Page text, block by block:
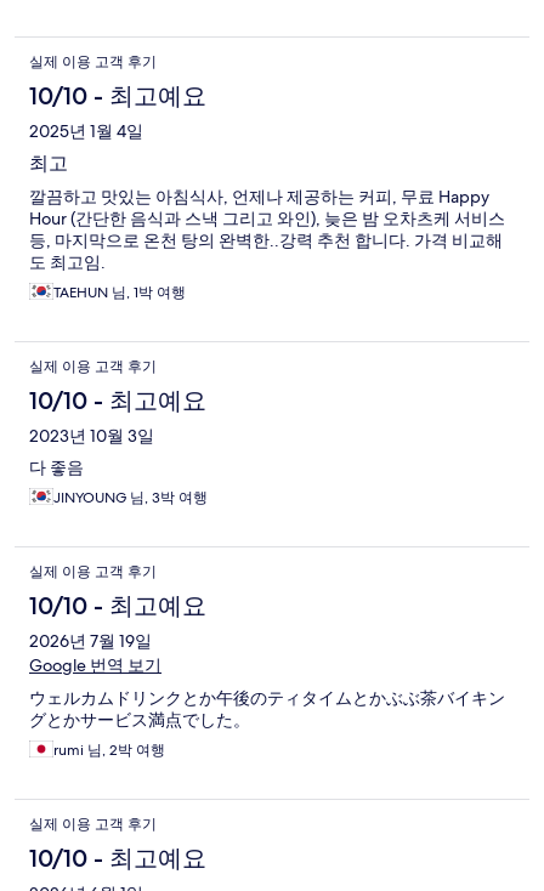
실제 이용 고객 후기
10/10 - 최고예요
2025년 1월 4일
최고
깔끔하고 맛있는 아침식사, 언제나 제공하는 커피, 무료 Happy
Hour (간단한 음식과 스낵 그리고 와인), 늦은 밤 오차츠케 서비스
등, 마지막으로 온천 탕의 완벽한..강력 추천 합니다. 가격 비교해
도 최고임.
TAEHUN 님, 1박 여행
실제 이용 고객 후기
10/10 - 최고예요
2023년 10월 3일
다 좋음
JINYOUNG 님, 3박 여행
실제 이용 고객 후기
10/10 - 최고예요
2026년 7월 19일
Google 번역 보기
ウェルカムドリンクとか午後のティタイムとかぶぶ茶バイキン
グとかサービス満点でした。
rumi 님, 2박 여행
실제 이용 고객 후기
10/10 - 최고예요